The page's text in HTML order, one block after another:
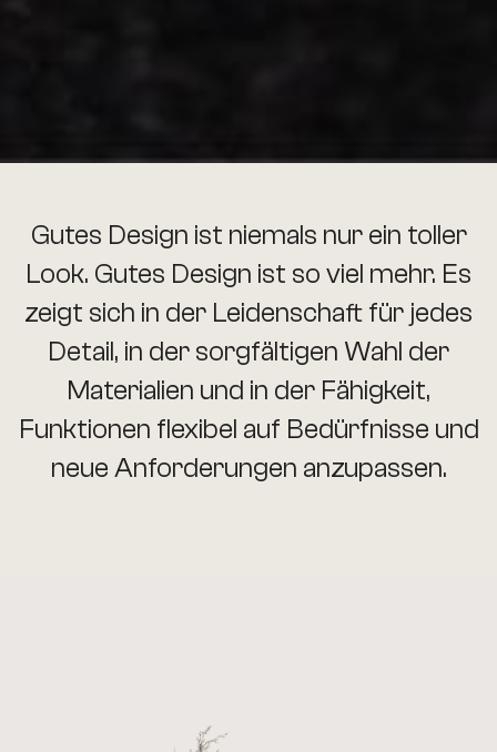
Gutes Design ist niemals nur ein toller
Look. Gutes Design ist so viel mehr. Es
zeigt sich in der Leidenschaft für jedes
Detail, in der sorgfältigen Wahl der
Materialien und in der Fähigkeit,
Funktionen flexibel auf Bedürfnisse und
neue Anforderungen anzupassen.